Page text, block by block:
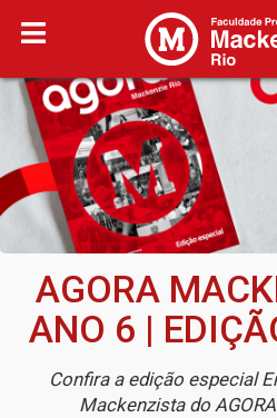
AGORA
ANO 6 |
Confira a edição especial
Mackenzista do